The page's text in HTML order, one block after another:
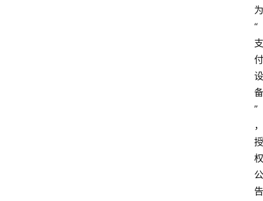
为
“
支
付
设
备
”
，
授
权
公
告